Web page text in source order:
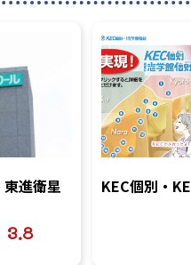
進衛星
3.8
KEC個別・